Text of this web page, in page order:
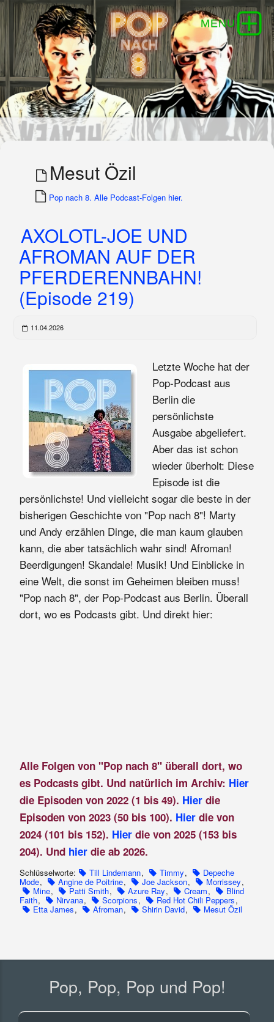
Mesut Özil
Pop nach 8. Alle Podcast-Folgen hier.
AXOLOTL-JOE UND
AFROMAN AUF DER
PFERDERENNBAHN!
(Episode 219)
11.04.2026
Letzte Woche hat der
Pop-Podcast aus
Berlin die
persönlichste
Ausgabe abgeliefert.
Aber das ist schon
wieder überholt: Diese
Episode ist die
persönlichste! Und vielleicht sogar die beste in der
bisherigen Geschichte von "Pop nach 8"! Marty
und Andy erzählen Dinge, die man kaum glauben
kann, die aber tatsächlich wahr sind! Afroman!
Beerdigungen! Skandale! Musik! Und Einblicke in
eine Welt, die sonst im Geheimen bleiben muss!
"Pop nach 8", der Pop-Podcast aus Berlin. Überall
dort, wo es Podcasts gibt. Und direkt hier:
Alle Folgen von "Pop nach 8" überall dort, wo
es Podcasts gibt. Und natürlich im Archiv: Hier
die Episoden von 2022 (1 bis 49). Hierdie
Episoden von 2023 (50 bis 100). Hier die von
2024 (101 bis 152). Hier die von 2025 (153 bis
204). Und hier die ab 2026.
Schlüsselworte: Till Lindemann, Timmy, Depeche
Mode, Angine de Poitrine, Joe Jackson, Morrissey,
Mine, Patti Smith, Azure Ray, Cream, Blind
Faith, Nirvana, Scorpions, Red Hot Chili Peppers,
Etta James, Afroman, Shirin David, Mesut Özil
Pop, Pop, Pop und Pop!